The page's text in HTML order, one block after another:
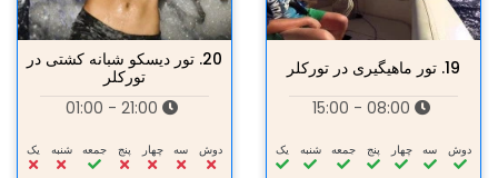
19. تور ماهیگیری در تورکلر
دوش سه‌ چهار پنج جمعه شنبه یک
20. تور دیسکو شبانه کشتی در
تورکلر
دوش سه‌ چهار پنج جمعه شنبه یک